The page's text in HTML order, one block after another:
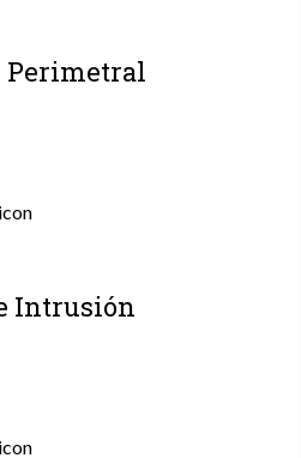
Perimetral
Intrusión